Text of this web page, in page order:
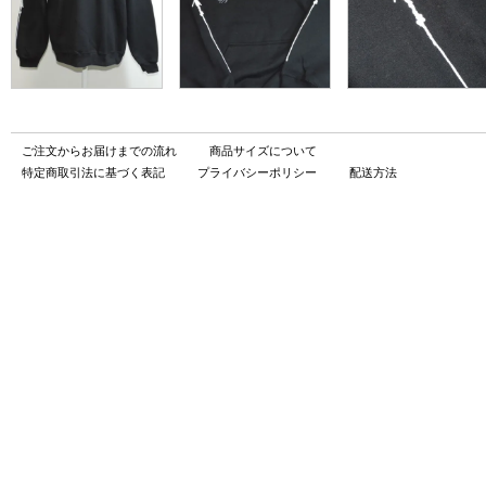
ご注文からお届けまでの流れ
商品サイズについて
特定商取引法に基づく表記
プライバシーポリシー 配送方法